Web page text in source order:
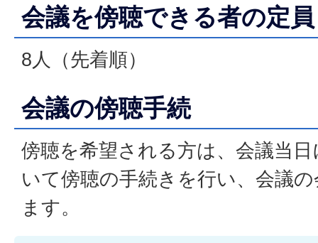
会議を傍聴できる者の定員
8人（先着順）
会議の傍聴手続
傍聴を希望される方は、会議当
いて傍聴の手続きを行い、会議
ます。